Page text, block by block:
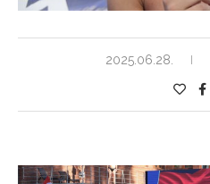
2025.06.28.